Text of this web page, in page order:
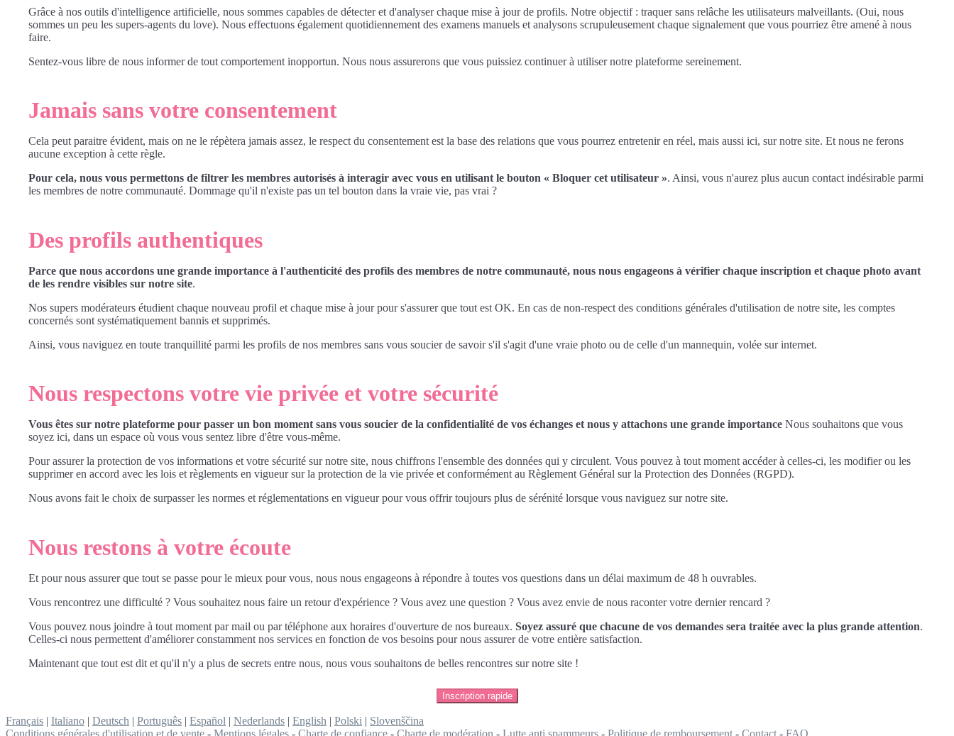
Grâce à nos outils d'intelligence artificielle, nous sommes capables de détecter et d'analyser chaque mise à jour de profils. Notre objectif : traquer sans relâche les utilisateurs malveillants. (Oui, nous
sommes un peu les supers-agents du love). Nous effectuons également quotidiennement des examens manuels et analysons scrupuleusement chaque signalement que vous pourriez être amené à nous
faire.
Sentez-vous libre de nous informer de tout comportement inopportun. Nous nous assurerons que vous puissiez continuer à utiliser notre plateforme sereinement.
Jamais sans votre consentement
Cela peut paraitre évident, mais on ne le répètera jamais assez, le respect du consentement est la base des relations que vous pourrez entretenir en réel, mais aussi ici, sur notre site. Et nous ne ferons
aucune exception à cette règle.
Pour cela, nous vous permettons de filtrer les membres autorisés à interagir avec vous en utilisant le bouton « Bloquer cet utilisateur ». Ainsi, vous n'aurez plus aucun contact indésirable parmi
les membres de notre communauté. Dommage qu'il n'existe pas un tel bouton dans la vraie vie, pas vrai ?
Des profils authentiques
Parce que nous accordons une grande importance à l'authenticité des profils des membres de notre communauté, nous nous engageons à vérifier chaque inscription et chaque photo avant
de les rendre visibles sur notre site.
Nos supers modérateurs étudient chaque nouveau profil et chaque mise à jour pour s'assurer que tout est OK. En cas de non-respect des conditions générales d'utilisation de notre site, les comptes
concernés sont systématiquement bannis et supprimés.
Ainsi, vous naviguez en toute tranquillité parmi les profils de nos membres sans vous soucier de savoir s'il s'agit d'une vraie photo ou de celle d'un mannequin, volée sur internet.
Nous respectons votre vie privée et votre sécurité
Vous êtes sur notre plateforme pour passer un bon moment sans vous soucier de la confidentialité de vos échanges et nous y attachons une grande importance Nous souhaitons que vous
soyez ici, dans un espace où vous vous sentez libre d'être vous-même.
Pour assurer la protection de vos informations et votre sécurité sur notre site, nous chiffrons l'ensemble des données qui y circulent. Vous pouvez à tout moment accéder à celles-ci, les modifier ou les
supprimer en accord avec les lois et règlements en vigueur sur la protection de la vie privée et conformément au Règlement Général sur la Protection des Données (RGPD).
Nous avons fait le choix de surpasser les normes et réglementations en vigueur pour vous offrir toujours plus de sérénité lorsque vous naviguez sur notre site.
Nous restons à votre écoute
Et pour nous assurer que tout se passe pour le mieux pour vous, nous nous engageons à répondre à toutes vos questions dans un délai maximum de 48 h ouvrables.
Vous rencontrez une difficulté ? Vous souhaitez nous faire un retour d'expérience ? Vous avez une question ? Vous avez envie de nous raconter votre dernier rencard ?
Vous pouvez nous joindre à tout moment par mail ou par téléphone aux horaires d'ouverture de nos bureaux. Soyez assuré que chacune de vos demandes sera traitée avec la plus grande attention.
Celles-ci nous permettent d'améliorer constamment nos services en fonction de vos besoins pour nous assurer de votre entière satisfaction.
Maintenant que tout est dit et qu'il n'y a plus de secrets entre nous, nous vous souhaitons de belles rencontres sur notre site !
Inscription rapide
Français | Italiano | Deutsch | Português | Español | Nederlands | English | Polski | Slovenščina
Conditions générales d'utilisation et de vente - Mentions légales - Charte de confiance - Charte de modération - Lutte anti spammeurs - Politique de remboursement - Contact - FAQ